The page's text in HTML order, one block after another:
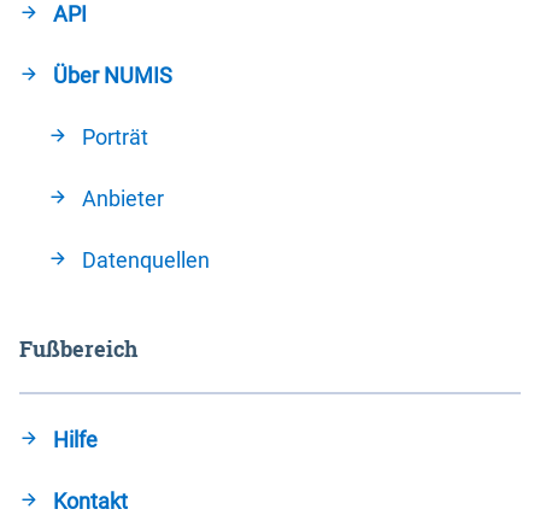
API
Über NUMIS
Porträt
Anbieter
Datenquellen
Fußbereich
Hilfe
Kontakt